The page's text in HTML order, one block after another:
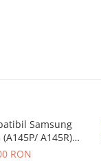
Samsung
A145R) -
RON